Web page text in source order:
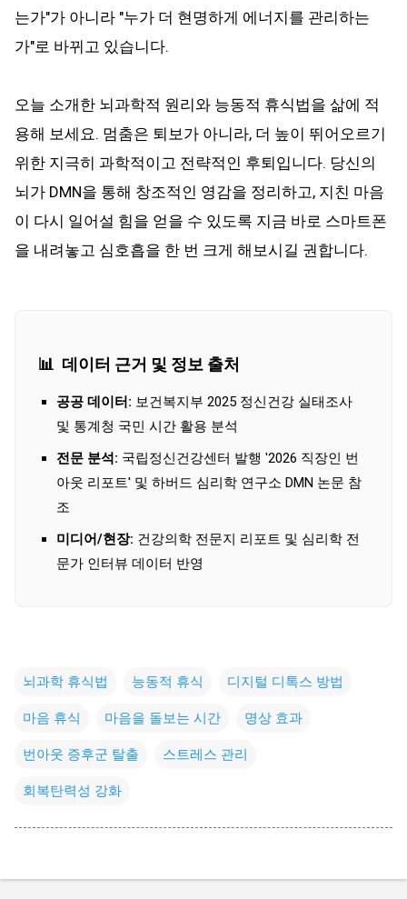
는가"가 아니라 "누가 더 현명하게 에너지를 관리하는
가"로 바뀌고 있습니다.
오늘 소개한 뇌과학적 원리와 능동적 휴식법을 삶에 적
용해 보세요. 멈춤은 퇴보가 아니라, 더 높이 뛰어오르기
위한 지극히 과학적이고 전략적인 후퇴입니다. 당신의
뇌가 DMN을 통해 창조적인 영감을 정리하고, 지친 마음
이 다시 일어설 힘을 얻을 수 있도록 지금 바로 스마트폰
을 내려놓고 심호흡을 한 번 크게 해보시길 권합니다.
📊 데이터 근거 및 정보 출처
공공 데이터: 보건복지부 2025 정신건강 실태조사
및 통계청 국민 시간 활용 분석
전문 분석: 국립정신건강센터 발행 '2026 직장인 번
아웃 리포트' 및 하버드 심리학 연구소 DMN 논문 참
조
미디어/현장: 건강의학 전문지 리포트 및 심리학 전
문가 인터뷰 데이터 반영
뇌과학 휴식법 능동적 휴식 디지털 디톡스 방법
마음 휴식 마음을 돌보는 시간 명상 효과
번아웃 증후군 탈출 스트레스 관리
회복탄력성 강화